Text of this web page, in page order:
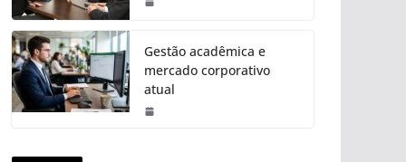
Gestão acadêmica e
mercado corporativo
atual